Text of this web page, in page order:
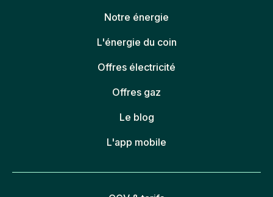
Notre énergie
L'énergie du coin
Offres électricité
Offres gaz
Le blog
L'app mobile